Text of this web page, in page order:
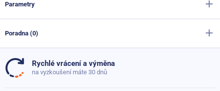
Parametry
Výrobce
Barva
Materiál Lycra, Polyester
Poradna (0)
Dosud nebyly přidány žádné otázky. Ptejte se nás, rádi
Rychlé vrácení a výměna
na vyzkoušení máte 30 dnů